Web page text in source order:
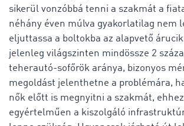
sikerül vonzóbbá tenni a szakmát a
néhány éven múlva gyakorlatilag nem
eljuttassa a boltokba az alapvető
jelenleg világszinten mindössze 2
teherautó-sofőrök aránya, bizonyos
megoldást jelenthetne a problémára,
nők előtt is megnyitni a szakmát,
egyértelműen a kiszolgáló